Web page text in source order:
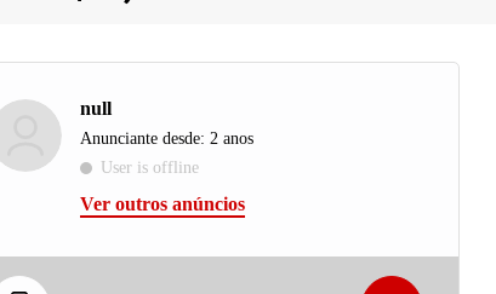
null
Anunciante desde: 2 anos
User is offline
Ver outros anúncios